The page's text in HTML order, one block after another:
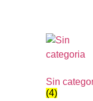
Sin
(4)